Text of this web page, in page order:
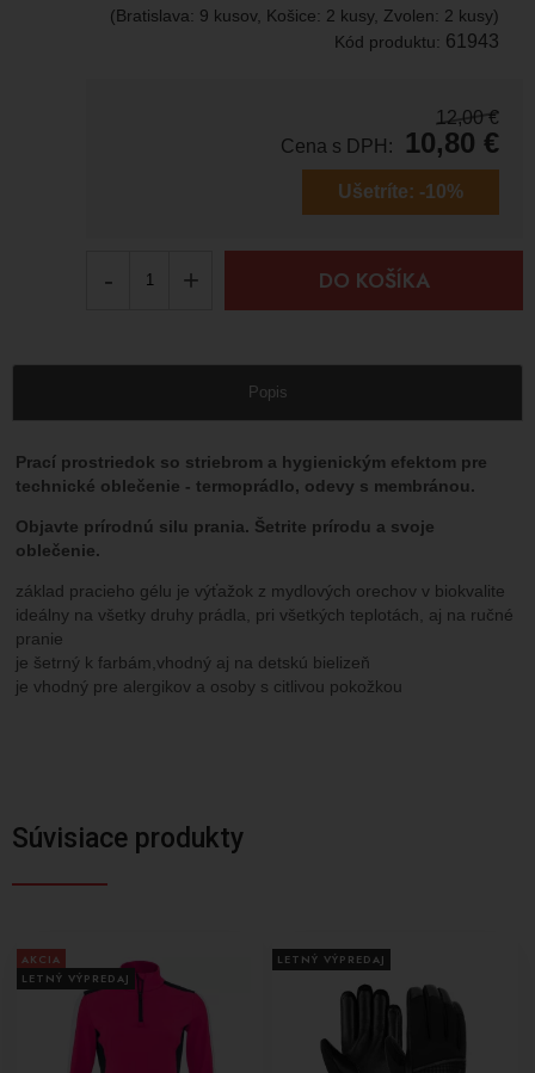
(Bratislava: 9 kusov, Košice: 2 kusy, Zvolen: 2 kusy)
Kód produktu: 61943
12,00 €
Cena s DPH:
10,80 €
Ušetríte: -10%
- + DO KOŠÍKA
Popis
Prací prostriedok so striebrom a hygienickým efektom pre
technické oblečenie - termoprádlo, odevy s membránou.
Objavte prírodnú silu prania. Šetrite prírodu a svoje
oblečenie.
základ pracieho gélu je výťažok z mydlových orechov v biokvalite
ideálny na všetky druhy prádla, pri všetkých teplotách, aj na ručné
pranie
je šetrný k farbám,vhodný aj na detskú bielizeň
je vhodný pre alergikov a osoby s citlivou pokožkou
Súvisiace produkty
AKCIA
LETNÝ VÝPREDAJ
LETNÝ VÝPREDAJ